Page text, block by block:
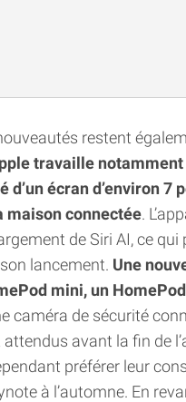
restent
travaille notamment
d’un écran d’environ 7
maison connectée.
de Siri AI, ce qui
lancement. Une
mini, un HomePod
caméra de sécurité
avant la fin de
préférer leur
à l’automne. En